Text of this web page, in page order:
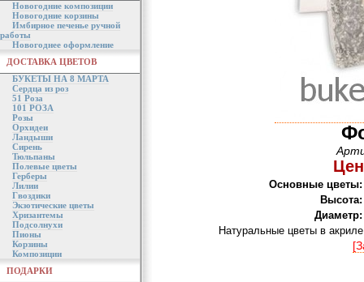
Новогодние композиции
Новогодние корзины
Имбирное печенье ручной
работы
Новогоднее оформление
ДОСТАВКА ЦВЕТОВ
БУКЕТЫ НА 8 МАРТА
Сердца из роз
51 Роза
101 РОЗА
Розы
Орхидеи
Ландыши
Сирень
Тюльпаны
Полевые цветы
Герберы
Лилии
Гвоздики
Экзотические цветы
Хризантемы
Подсолнухи
Пионы
Корзины
Композиции
ПОДАРКИ
Основные цветы:
Высота:
Диаметр:
Натуральные цветы в